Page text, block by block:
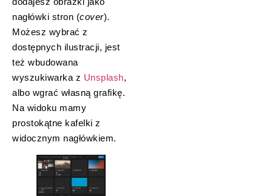
nagłówki stron (cover).
Możesz wybrać z
dostępnych ilustracji, jest
też wbudowana
wyszukiwarka z Unsplash,
albo wgrać własną grafikę.
Na widoku mamy
prostokątne kafelki z
widocznym nagłówkiem.